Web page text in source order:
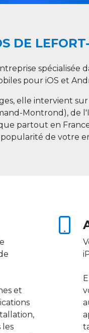
DE
spécialisée
pour iOS et
elle intervient
Montrond), de
partout en
de votre
et
les